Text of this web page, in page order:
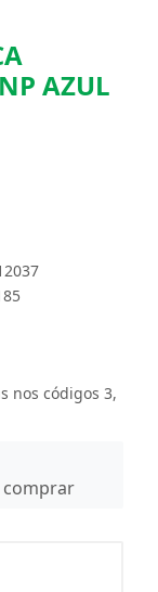
AZUL
nos códigos 3,
comprar